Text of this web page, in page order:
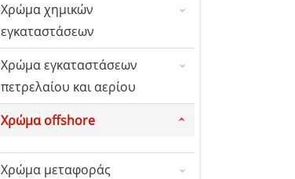
Χρώμα χημικών
εγκαταστάσεων
Χρώμα εγκαταστάσεων
πετρελαίου και αερίου
Χρώμα offshore
Χρώμα μεταφοράς